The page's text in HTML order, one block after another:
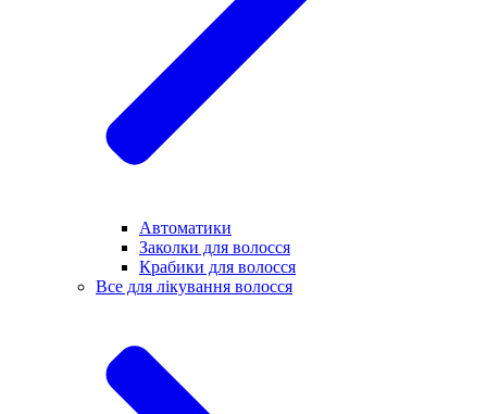
Автоматики
Заколки для волосся
Крабики для волосся
Все для лікування волосся